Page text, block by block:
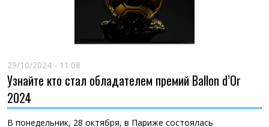
29/10/2024 - 11:08
Узнайте кто стал обладателем премий Ballon d’Or
2024
В понедельник, 28 октября, в Париже состоялась